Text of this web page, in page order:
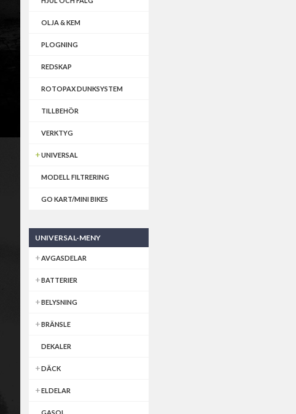
OLJA & KEM
PLOGNING
REDSKAP
ROTOPAX DUNKSYSTEM
TILLBEHÖR
VERKTYG
UNIVERSAL
MODELL FILTRERING
GO KART/MINI BIKES
UNIVERSAL-MENY
AVGASDELAR
BATTERIER
BELYSNING
BRÄNSLE
DEKALER
DÄCK
ELDELAR